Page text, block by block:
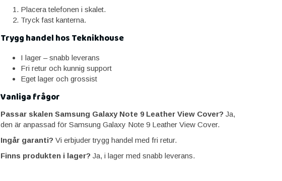
Placera telefonen i skalet.
Tryck fast kanterna.
Trygg handel hos Teknikhouse
I lager – snabb leverans
Fri retur och kunnig support
Eget lager och grossist
Vanliga frågor
Passar skalen Samsung Galaxy Note 9 Leather View Cover? Ja,
den är anpassad för Samsung Galaxy Note 9 Leather View Cover.
Ingår garanti? Vi erbjuder trygg handel med fri retur.
Finns produkten i lager? Ja, i lager med snabb leverans.